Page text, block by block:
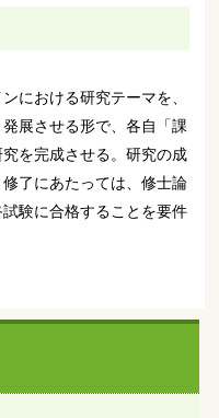
における研究テーマを、
展させる形で、各自「課
を完成させる。研究の成
了にあたっては、修士論
験に合格することを要件